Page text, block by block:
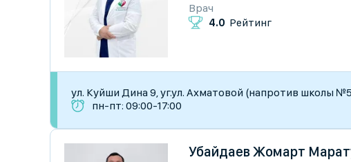
Врач
4.0 Рейтинг
ул. Куйши Дина 9, уг.ул. Ахматовой (напротив школы
пн-пт: 09:00-17:00
Убайдаев Жомарт